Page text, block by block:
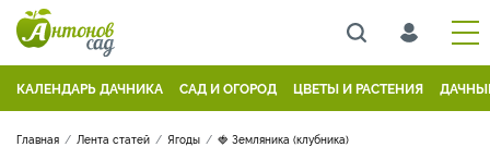
КАЛЕНДАРЬ ДАЧНИКА САД И ОГОРОД ЦВЕТЫ И РАСТЕНИЯ
Главная Лента статей Ягоды 🍓 Земляника (клубника)